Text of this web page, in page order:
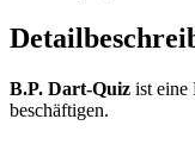
B.P. Dart-Quiz ist eine
beschäftigen.